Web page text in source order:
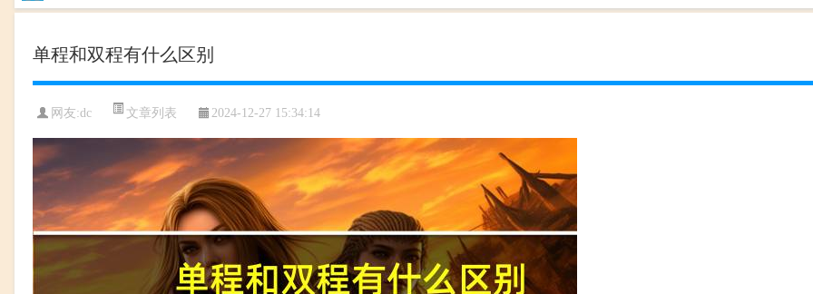
单程和双程有什么区别
网友:dc 文章列表 2024-12-27 15:34:14